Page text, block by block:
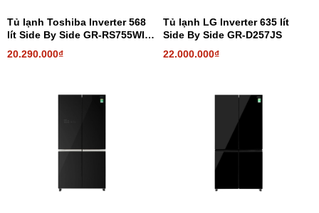
Tủ lạnh Toshiba Inverter 568
lít Side By Side GR-RS755WIA-
20.290.000₫
Tủ lạnh LG Inverter 635 lít
Side By Side GR-D257JS
22.000.000₫